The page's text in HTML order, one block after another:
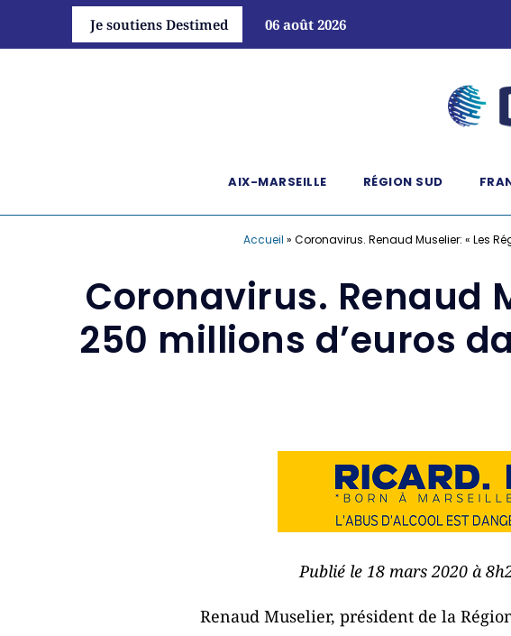
Je soutiens Destimed 06 août 2026
AIX-MARSEILLE RÉGION SUD
Accueil » Coronavirus. Renaud Muselier: « Les
Coronavirus. Renaud
250 millions d’euros
Publié le 18 mars 2020 à
Renaud Muselier, président de la